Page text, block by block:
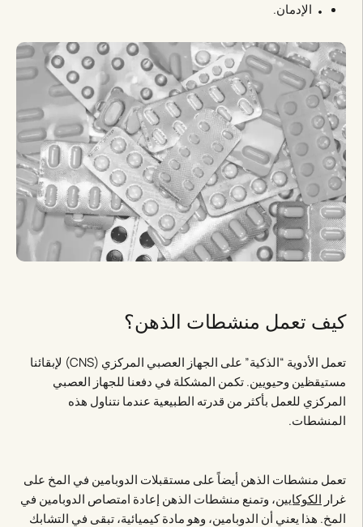
الإدمان.
كيف تعمل منشطات الذهن؟
تعمل الأدوية “الذكية” على الجهاز العصبي المركزي (CNS) لإبقائنا
مستيقظين وحيويين. تكمن المشكلة في دفعنا للجهاز العصبي
المركزي للعمل بأكثر من قدرته الطبيعية عندما نتناول هذه
المنشطات.
تعمل منشطات الذهن أيضاً على مستقبلات الدوبامين في المخ على
غرار الكوكايين، وتمنع منشطات الذهن إعادة امتصاص الدوبامين في
المخ. هذا يعني أن الدوبامين، وهو مادة كيميائية، تبقى في التشابك